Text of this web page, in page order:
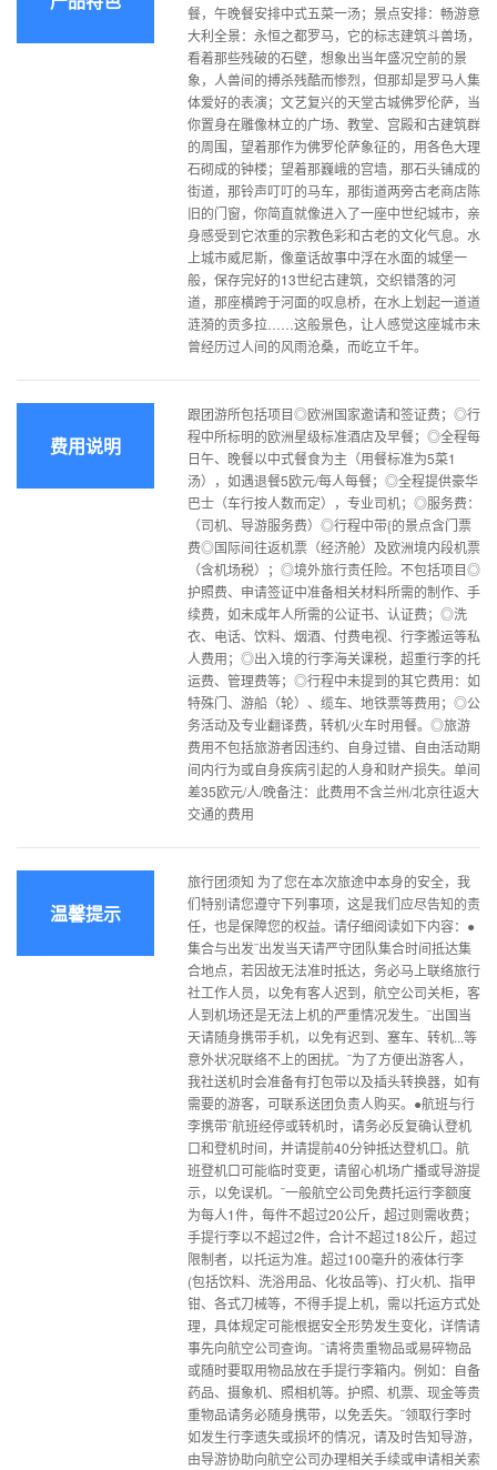
餐，午晚餐安排中式五菜一汤；景点安排：畅游意
大利全景：永恒之都罗马，它的标志建筑斗兽场，
看着那些残破的石壁，想象出当年盛况空前的景
象，人兽间的搏杀残酷而惨烈，但那却是罗马人集
体爱好的表演；文艺复兴的天堂古城佛罗伦萨，当
你置身在雕像林立的广场、教堂、宫殿和古建筑群
的周围，望着那作为佛罗伦萨象征的，用各色大理
石砌成的钟楼；望着那巍峨的宫墙，那石头铺成的
街道，那铃声叮叮的马车，那街道两旁古老商店陈
旧的门窗，你简直就像进入了一座中世纪城市，亲
身感受到它浓重的宗教色彩和古老的文化气息。水
上城市威尼斯，像童话故事中浮在水面的城堡一
般，保存完好的13世纪古建筑，交织错落的河
道，那座横跨于河面的叹息桥，在水上划起一道道
涟漪的贡多拉……这般景色，让人感觉这座城市未
曾经历过人间的风雨沧桑，而屹立千年。
费用说明
跟团游所包括项目◎欧洲国家邀请和签证费；◎行
程中所标明的欧洲星级标准酒店及早餐；◎全程每
日午、晚餐以中式餐食为主（用餐标准为5菜1
汤），如遇退餐5欧元/每人每餐；◎全程提供豪华
巴士（车行按人数而定），专业司机；◎服务费：
（司机、导游服务费）◎行程中带{的景点含门票
费◎国际间往返机票（经济舱）及欧洲境内段机票
（含机场税）；◎境外旅行责任险。不包括项目◎
护照费、申请签证中准备相关材料所需的制作、手
续费，如未成年人所需的公证书、认证费；◎洗
衣、电话、饮料、烟酒、付费电视、行李搬运等私
人费用；◎出入境的行李海关课税，超重行李的托
运费、管理费等；◎行程中未提到的其它费用：如
特殊门、游船（轮）、缆车、地铁票等费用；◎公
务活动及专业翻译费，转机/火车时用餐。◎旅游
费用不包括旅游者因违约、自身过错、自由活动期
间内行为或自身疾病引起的人身和财产损失。单间
差35欧元/人/晚备注：此费用不含兰州/北京往返大
交通的费用
温馨提示
旅行团须知 为了您在本次旅途中本身的安全，我
们特别请您遵守下列事项，这是我们应尽告知的责
任，也是保障您的权益。请仔细阅读如下内容：●
集合与出发¨出发当天请严守团队集合时间抵达集
合地点，若因故无法准时抵达，务必马上联络旅行
社工作人员，以免有客人迟到，航空公司关柜，客
人到机场还是无法上机的严重情况发生。¨出国当
天请随身携带手机，以免有迟到、塞车、转机...等
意外状况联络不上的困扰。¨为了方便出游客人，
我社送机时会准备有打包带以及插头转换器，如有
需要的游客，可联系送团负责人购买。●航班与行
李携带¨航班经停或转机时，请务必反复确认登机
口和登机时间，并请提前40分钟抵达登机口。航
班登机口可能临时变更，请留心机场广播或导游提
示，以免误机。¨一般航空公司免费托运行李额度
为每人1件，每件不超过20公斤，超过则需收费；
手提行李以不超过2件，合计不超过18公斤，超过
限制者，以托运为准。超过100毫升的液体行李
(包括饮料、洗浴用品、化妆品等)、打火机、指甲
钳、各式刀械等，不得手提上机，需以托运方式处
理，具体规定可能根据安全形势发生变化，详情请
事先向航空公司查询。¨请将贵重物品或易碎物品
或随时要取用物品放在手提行李箱内。例如：自备
药品、摄象机、照相机等。护照、机票、现金等贵
重物品请务必随身携带，以免丢失。¨领取行李时
如发生行李遗失或损坏的情况，请及时告知导游，
由导游协助向航空公司办理相关手续或申请相关索